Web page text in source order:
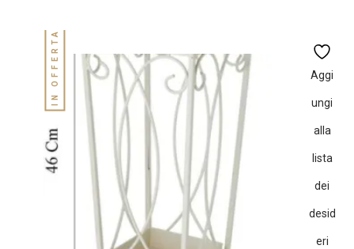
IN OFFERTA! Aggi
ungi
alla
lista
dei
desid
eri